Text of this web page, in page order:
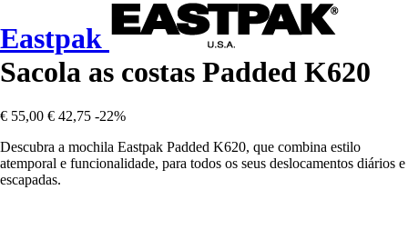
Eastpak
Sacola as costas Padded K620
€ 55,00 € 42,75 -22%
Descubra a mochila Eastpak Padded K620, que combina estilo
atemporal e funcionalidade, para todos os seus deslocamentos diários e
escapadas.